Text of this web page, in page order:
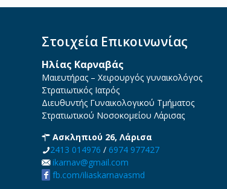
Στοιχεία Επικοινωνίας
Ηλίας Καρναβάς
Μαιευτήρας – Χειρουργός γυναικολόγος
Στρατιωτικός Ιατρός
Διευθυντής Γυναικολογικού Τμήματος
Στρατιωτικού Νοσοκομείου Λάρισας
Ασκληπιού 26, Λάρισα
2413 014976 / 6974 977427
ikarnav@gmail.com
fb.com/iliaskarnavasmd